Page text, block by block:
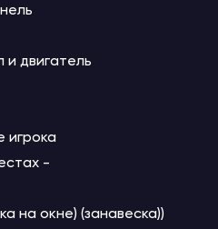
двигатель
игрока
-
на окне) (занавеска))